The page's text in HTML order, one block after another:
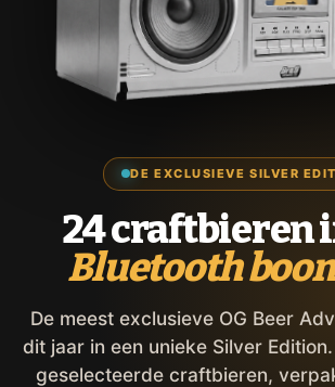
DE EXCLUSIEVE SILVER
24 craftbieren
Bluetooth
De meest exclusieve OG Beer
dit jaar in een unieke Silver
geselecteerde craftbieren,